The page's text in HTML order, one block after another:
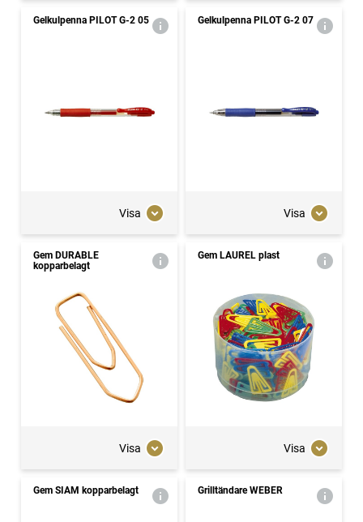
Gelkulpenna PILOT G-2 05
Visa
Gelkulpenna PILOT G-2 07
Visa
Gem DURABLE
kopparbelagt
Visa
Gem LAUREL plast
Visa
Gem SIAM kopparbelagt Grilltändare WEBER